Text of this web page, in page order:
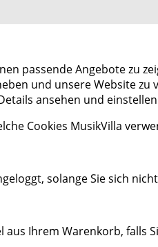
passende Angebote zu
und unsere Website zu
ansehen und
Cookies MusikVilla
solange Sie sich
aus Ihrem Warenkorb, falls